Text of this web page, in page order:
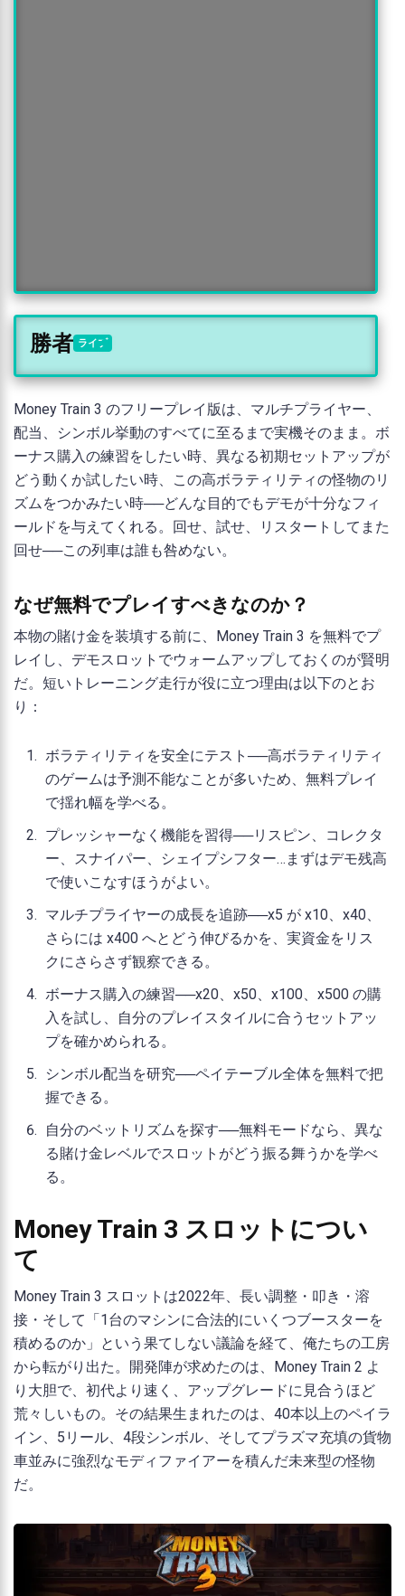
勝者 ライブ
Money Train 3 のフリープレイ版は、マルチプライヤー、
配当、シンボル挙動のすべてに至るまで実機そのまま。ボ
ーナス購入の練習をしたい時、異なる初期セットアップが
どう動くか試したい時、この高ボラティリティの怪物のリ
ズムをつかみたい時──どんな目的でもデモが十分なフィ
ールドを与えてくれる。回せ、試せ、リスタートしてまた
回せ──この列車は誰も咎めない。
なぜ無料でプレイすべきなのか？
本物の賭け金を装填する前に、Money Train 3 を無料でプ
レイし、デモスロットでウォームアップしておくのが賢明
だ。短いトレーニング走行が役に立つ理由は以下のとお
り：
ボラティリティを安全にテスト──高ボラティリティ
のゲームは予測不能なことが多いため、無料プレイ
で揺れ幅を学べる。
プレッシャーなく機能を習得──リスピン、コレクタ
ー、スナイパー、シェイプシフター…まずはデモ残高
で使いこなすほうがよい。
マルチプライヤーの成長を追跡──x5 が x10、x40、
さらには x400 へとどう伸びるかを、実資金をリス
クにさらさず観察できる。
ボーナス購入の練習──x20、x50、x100、x500 の購
入を試し、自分のプレイスタイルに合うセットアッ
プを確かめられる。
シンボル配当を研究──ペイテーブル全体を無料で把
握できる。
自分のベットリズムを探す──無料モードなら、異な
る賭け金レベルでスロットがどう振る舞うかを学べ
る。
Money Train 3 スロットについ
て
Money Train 3 スロットは2022年、長い調整・叩き・溶
接・そして「1台のマシンに合法的にいくつブースターを
積めるのか」という果てしない議論を経て、俺たちの工房
から転がり出た。開発陣が求めたのは、Money Train 2 よ
り大胆で、初代より速く、アップグレードに見合うほど
荒々しいもの。その結果生まれたのは、40本以上のペイラ
イン、5リール、4段シンボル、そしてプラズマ充填の貨物
車並みに強烈なモディファイアーを積んだ未来型の怪物
だ。